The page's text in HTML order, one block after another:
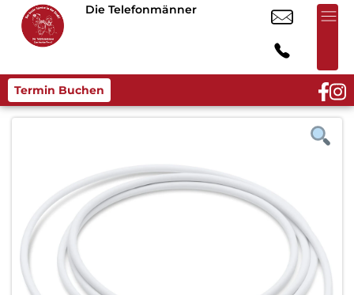
Die Telefonmänner
Termin Buchen